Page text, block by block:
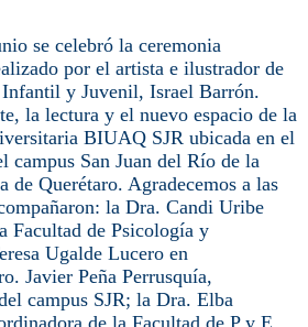
se celebró la ceremonia
por el artista e ilustrador de
y Juvenil, Israel Barrón.
la lectura y el nuevo espacio de la
BIUAQ SJR ubicada en el
campus San Juan del Río de la
de Querétaro. Agradecemos a las
la Dra. Candi Uribe
Facultad de Psicología y
Ugalde Lucero en
Javier Peña Perrusquía,
campus SJR; la Dra. Elba